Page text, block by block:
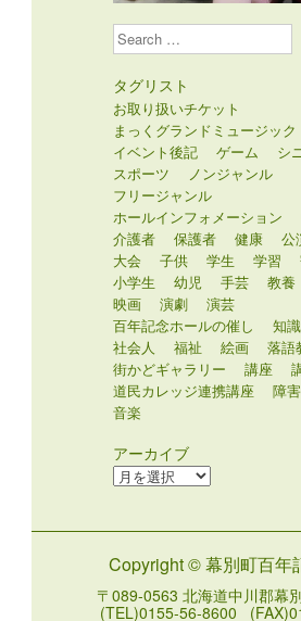
Search
タグリスト
お取り扱いチケット
まっくグランドミュージック
イベント後記
ゲーム
シ
スポーツ
ノンジャンル
フリージャンル
ホールインフォメーション
介護者
保護者 健康 公
大会
子供 学生 学習
小学生
幼児 手芸 教養
映画
演劇
演芸
百年記念ホールの催し
知識
社会人
福祉 絵画
落語
街かどギャラリー
講座
道民カレッジ連携講座
障
音楽
アーカイブ
ア
ブ
Copyright © 幕別町百年
〒089-0563 北海道中川郡幕
(TEL)0155-56-8600